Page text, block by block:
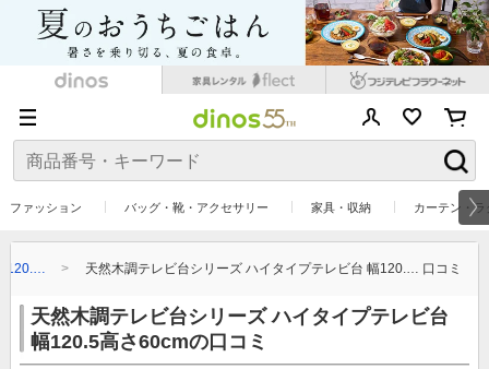
ファッション バッグ・靴・アクセサリー 家具・収納 カーテン・
120.… 天然木調テレビ台シリーズ ハイタイプテレビ台 幅120.… 口コミ
天然木調テレビ台シリーズ ハイタイプテレビ台
幅120.5高さ60cmの口コミ